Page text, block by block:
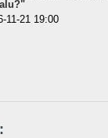
11-21 19:00